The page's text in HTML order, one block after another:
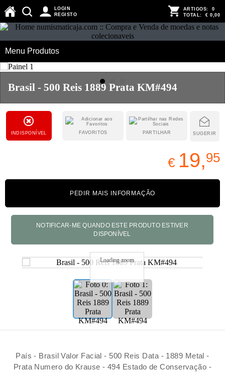
LOGIN
REGISTO
ARTIGOS: 0
TOTAL: € 0,00
Menu Produtos
Brasil - 500 Reis 1889 Prata KM#494
INDISPONÍVEL SUGERIR
PARTILHAR
FAVORITOS
€ 19,95
PEDIR MAIS INFORMAÇÃO
Loading zoom
País - Brasil Valor Facial - 500 Reis Data - 1889 Metal -
Prata Numero do Krause - 494 Estado de Conservação -